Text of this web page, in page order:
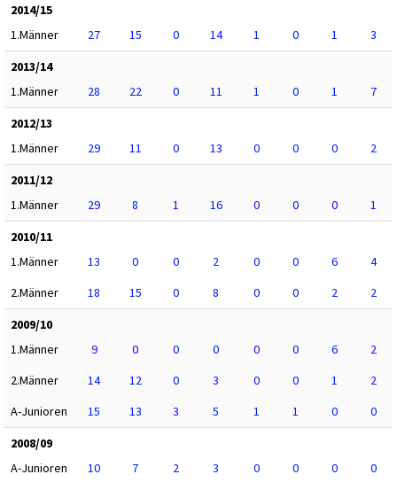
2014/15
1.Männer
27 15 0 14 1 0 1
3
2013/14
1.Männer
28 22 0 11 1 0 1
7
2012/13
1.Männer
29 11 0 13 0 0 0
2
2011/12
1.Männer
29 8 1 16 0 0 0
1
2010/11
1.Männer
13 0 0 2 0 0 6
4
2.Männer
18 15 0 8 0 0 2
2
2009/10
1.Männer
9 0 0 0 0 0 6
2
2.Männer
14 12 0 3 0 0 1
2
A-Junioren
15 13 3 5 1 1 0
0
2008/09
A-Junioren
10 7 2 3 0 0 0
0